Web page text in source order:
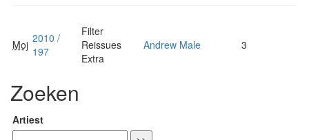
Moj 2010 /
197
Filter
Reissues
Extra
Andrew Male 3
Zoeken
Artiest